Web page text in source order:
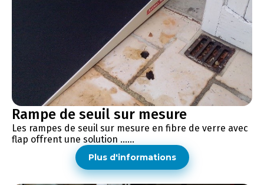
Rampe de seuil sur mesure
Les rampes de seuil sur mesure en fibre de verre avec
flap offrent une solution ......
Plus d'informations